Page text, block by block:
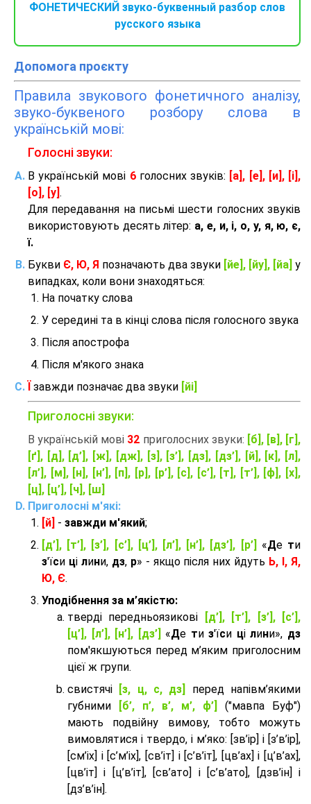
ФОНЕТИЧЕСКИЙ звуко-буквенный разбор слов
русского языка
Допомога проєкту
Правила звукового фонетичного аналізу,
звуко-буквеного розбору слова в
українській мові:
Голосні звуки:
В українській мові 6голосних звуків:
[а], [е], [и], [і],
[о], [у] .
Для передавання на письмі шести голосних звуків
використовують десять літер: а, е, и, і, о, у, я, ю, є,
ї.
Букви Є, Ю, Я позначають два звуки [йе], [йу], [йа] у
випадках, коли вони знаходяться:
На початку слова
У середині та в кінці слова після голосного звука
Після апострофа
Після м'якого знака
завжди позначає два звуки [йі]
Приголосні звуки:
В українській мові 32 приголосних звуки: [б], [в], [г],
[ґ], [д], [д’], [ж], [дж], [з], [з’], [дз], [дз’], [й], [к], [л],
[л’], [м], [н], [н’], [п], [р], [р’], [с], [с’], [т], [т’], [ф], [х],
[ц], [ц’], [ч], [ш]
Приголосні м'які:
[й] - завжди м'який;
[д’], [т’], [з’], [с’], [ц’], [л’], [н’], [дз’], [р’]
«Де ти
з'їси ці лини, дз, р» - якщо після них йдуть Ь, І, Я,
Ю, Є.
Уподібнення за м’якістю:
тверді передньоязикові
[д’], [т’], [з’], [с’],
[ц’], [л’], [н’], [дз’] «Де тиз'їси цілини», дз
пом'якшуються перед м’яким приголосним
цієї ж групи.
cвистячі
[з, ц, с, дз]
перед напівм’якими
губними
[б’, п’, в’, м’, ф’]
("мавпа Буф")
мають подвійну вимову, тобто можуть
вимовлятися і твердо, і м’яко: [зв’ір] і [з’в’ір],
[см’іх] і [с’м’іх], [св’іт] і [с’в’іт], [цв’ах] і [ц’в’ах],
[цв’іт] і [ц’в’іт], [св’ато] і [с’в’ато], [дзв’iн] і
[дз’в’iн].